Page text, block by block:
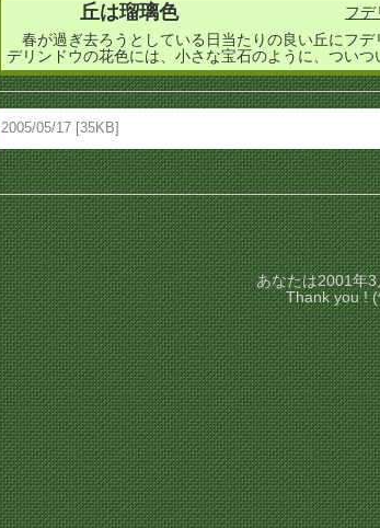
丘は瑠璃色 フデ
春が過ぎ去ろうとしている日当たりの良い丘にフ
デリンドウの花色には、小さな宝石のように、ついつ
2005/05/17 [35KB]
あなたは2001年
Thank you !